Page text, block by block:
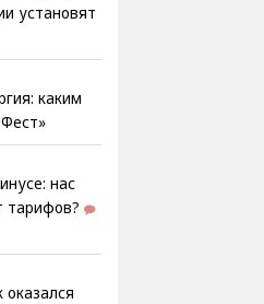
установят
каким
нас
тарифов?